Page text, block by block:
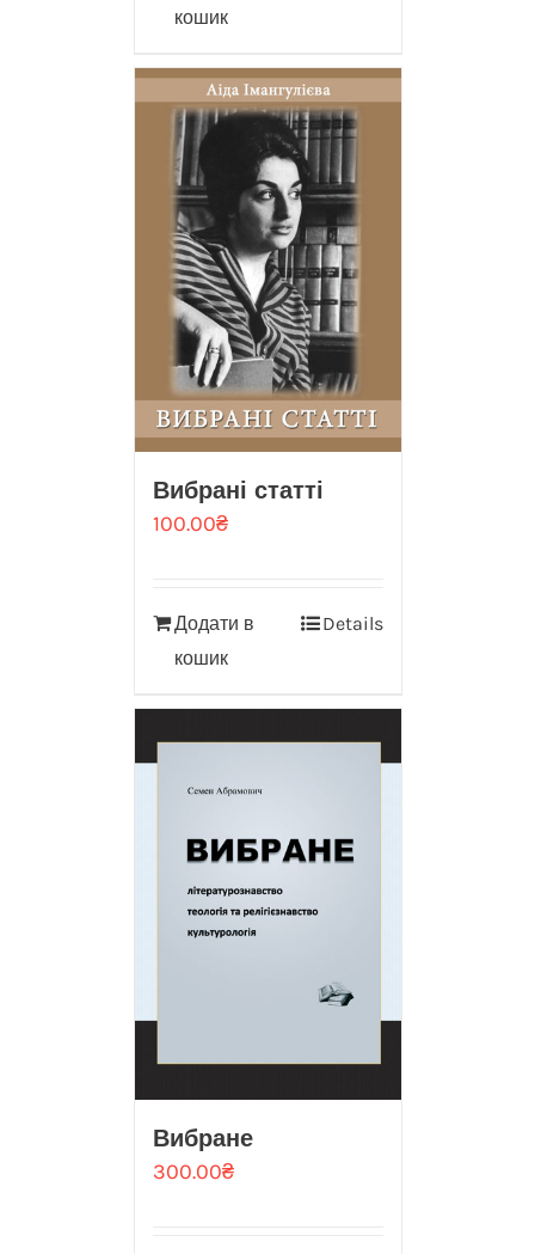
кошик
Вибрані статті
100.00₴
Додати в
кошик
Details
Вибране
300.00₴